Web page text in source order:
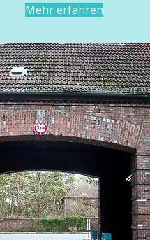
Mehr erfahren